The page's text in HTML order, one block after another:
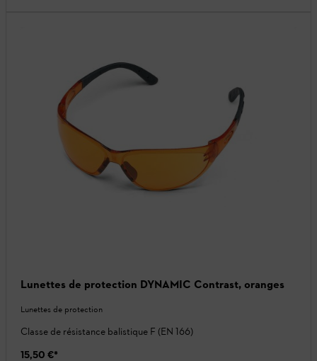
Lunettes de protection DYNAMIC Contrast, oranges
Lunettes de protection
Classe de résistance balistique F (EN 166)
15,50 €*